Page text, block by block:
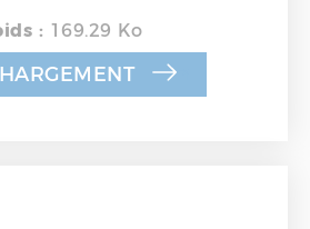
: 169.29 Ko